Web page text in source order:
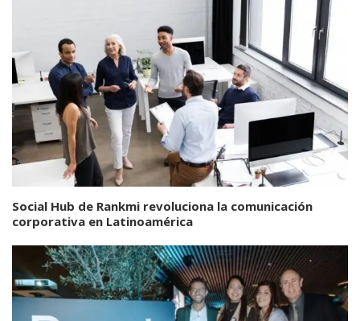
Social Hub de Rankmi revoluciona la comunicación
corporativa en Latinoamérica